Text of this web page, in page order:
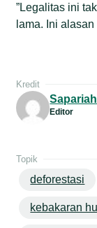
”Legalitas ini
lama. Ini
Kredit
Editor
Topik
deforestasi
kebakaran